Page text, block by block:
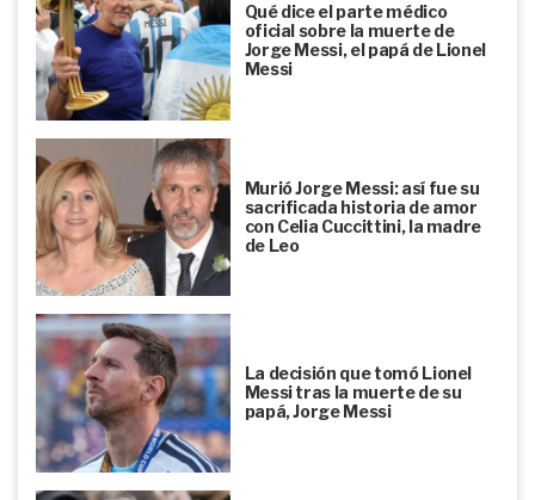
Qué dice el parte médico
oficial sobre la muerte de
Jorge Messi, el papá de Lionel
Messi
Murió Jorge Messi: así fue su
sacrificada historia de amor
con Celia Cuccittini, la madre
de Leo
La decisión que tomó Lionel
Messi tras la muerte de su
papá, Jorge Messi